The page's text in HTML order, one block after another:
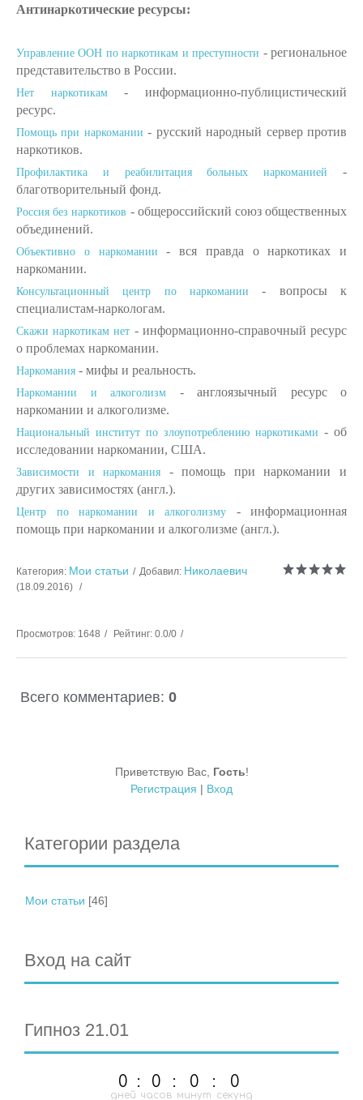
Антинаркотические ресурсы:
Управление ООН по наркотикам и преступности - региональное
представительство в России.
Нет наркотикам- информационно-публицистический
ресурс.
Помощь при наркомании - русский народный сервер против
наркотиков.
Профилактика и реабилитация больных наркоманией
-
благотворительный фонд.
Россия без наркотиков - общероссийский союз общественных
объединений.
Объективно о наркомании - вся правда о наркотиках и
наркомании.
Консультационный центр по наркомании
- вопросы к
специалистам-наркологам.
Скажи наркотикам нет - информационно-справочный ресурс
о проблемах наркомании.
Наркомания - мифы и реальность.
Наркомании и алкоголизм - англоязычный ресурс о
наркомании и алкоголизме.
Национальный институт по злоупотреблению наркотиками - об
исследовании наркомании, США.
Зависимости и наркомания - помощь при наркомании и
других зависимостях (англ.).
Центр по наркомании и алкоголизму - информационная
помощь при наркомании и алкоголизме (англ.).
Категория: Мои статьи Добавил: Николаевич
(18.09.2016)
Просмотров: 1648 Рейтинг: 0.0/0
Всего комментариев: 0
Приветствую Вас, Гость!
Регистрация | Вход
Категории раздела
Мои статьи [46]
Вход на сайт
Гипноз 21.01
0
дней
: 0
часов
: 0
минут
: 0
секунд